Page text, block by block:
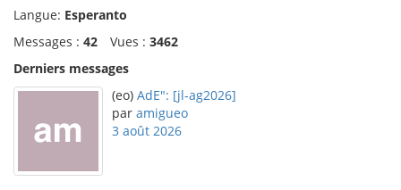
Langue: Esperanto
Messages : 42 Vues : 3462
Derniers messages
(eo) AdE": [jl-ag2026]
par amigueo
3 août 2026